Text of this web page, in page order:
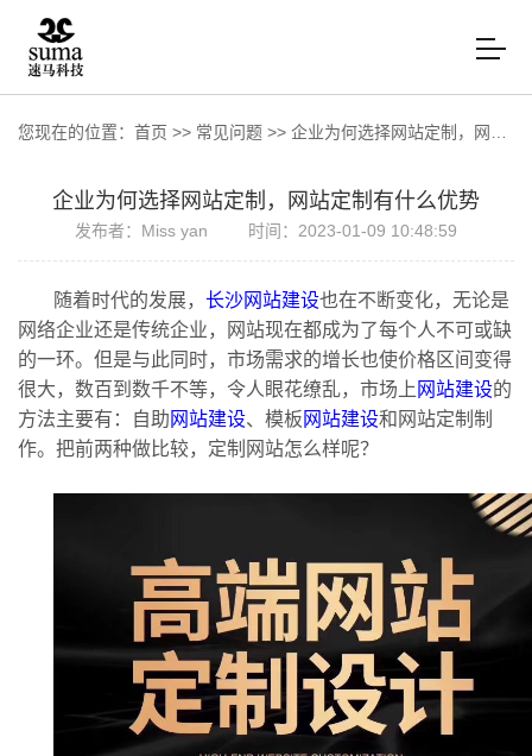
您现在的位置： 首页 >> 常见问题 >> 企业为何选择网站定制，网站定制有什么优势
企业为何选择网站定制，网站定制有什么优势
发布者：Miss yan 时间：2023-01-09 10:48:59
随着时代的发展， 长沙网站建设也在不断变化，无论是
网络企业还是传统企业，网站现在都成为了每个人不可或缺
的一环。但是与此同时，市场需求的增长也使价格区间变得
很大，数百到数千不等，令人眼花缭乱，市场上 网站建设的
方法主要有：自助 网站建设、模板 网站建设和 网站定制 制
作。把前两种做比较，定制网站怎么样呢？